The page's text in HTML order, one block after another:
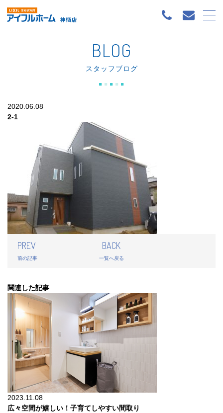
BLOG
スタッフブログ
2020.06.08
2-1
PREV
前の記事
BACK
一覧へ戻る
関連した記事
2023.11.08
広々空間が嬉しい！子育てしやすい間取り